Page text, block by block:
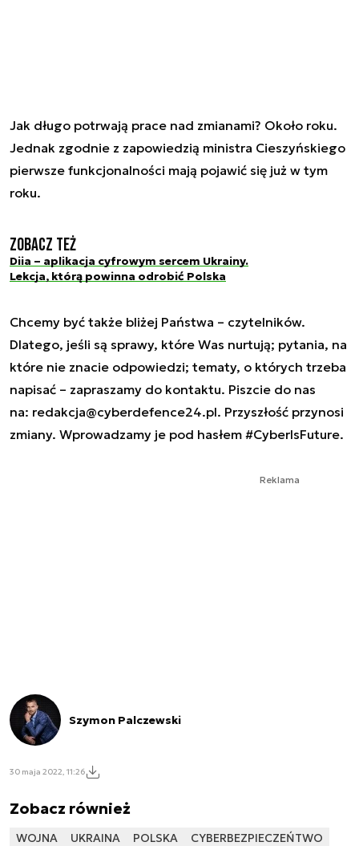
Jak długo potrwają prace nad zmianami? Około roku.
Jednak zgodnie z zapowiedzią ministra Cieszyńskiego
pierwsze funkcjonalności mają pojawić się już w tym
roku.
Zobacz też
Diia – aplikacja cyfrowym sercem Ukrainy.
Lekcja, którą powinna odrobić Polska
Chcemy być także bliżej Państwa – czytelników.
Dlatego, jeśli są sprawy, które Was nurtują; pytania, na
które nie znacie odpowiedzi; tematy, o których trzeba
napisać – zapraszamy do kontaktu. Piszcie do nas
na: redakcja@cyberdefence24.pl. Przyszłość przynosi
zmiany. Wprowadzamy je pod hasłem #CyberIsFuture.
Reklama
Szymon Palczewski
30 maja 2022, 11:26
Zobacz również
WOJNA UKRAINA POLSKA CYBERBEZPIECZEŃTWO